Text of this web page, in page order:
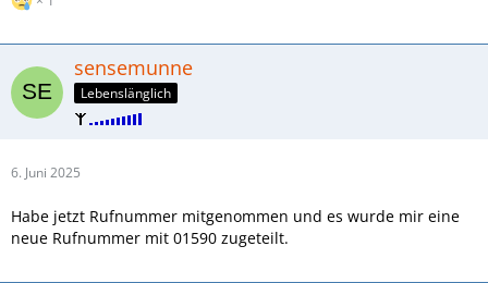
sensemunne
Lebenslänglich
6. Juni 2025
Habe jetzt Rufnummer mitgenommen und es wurde mir eine
neue Rufnummer mit 01590 zugeteilt.